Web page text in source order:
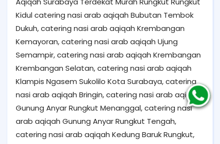
Kidul catering nasi arab aqiqah Bubutan Tembok
Dukuh, catering nasi arab aqiqah Krembangan
Kemayoran, catering nasi arab aqiqah Ujung
Semampir, catering nasi arab aqiqah Krembangan
Krembangan Selatan, catering nasi arab aqiqah
Klampis Ngasem Sukolilo Kota Surabaya, catering
nasi arab aqiqah Bringin, catering nasi arab aqiqah
Gunung Anyar Rungkut Menanggal, catering nasi
arab aqiqah Gunung Anyar Rungkut Tengah,
catering nasi arab aqiqah Kedung Baruk Rungkut,